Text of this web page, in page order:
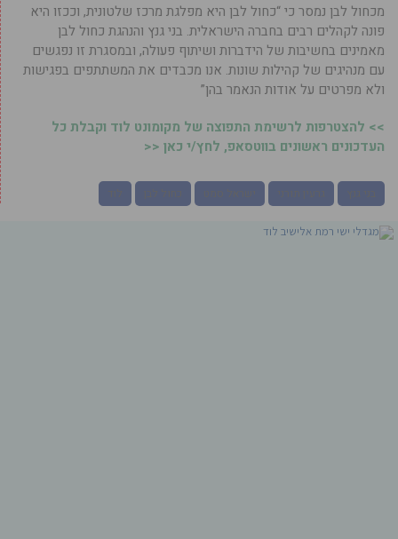
מכחול לבן נמסר כי “כחול לבן היא מפלגת מרכז שלטונית, וככזו היא
פונה לקהלים רבים בחברה הישראלית. בני גנץ והנהגת כחול לבן
מאמינים בחשיבות של הידברות ושיתוף פעולה, ובמסגרת זו נפגשים
עם מנהיגים של קהילות שונות. אנו מכבדים את המשתתפים בפגישות
ולא מפרטים על אודות הנאמר בהן”
>> להצטרפות לרשימת התפוצה של מקומונט לוד וקבלת כל
העדכונים ראשונים בווטסאפ, לחץ/י כאן <<